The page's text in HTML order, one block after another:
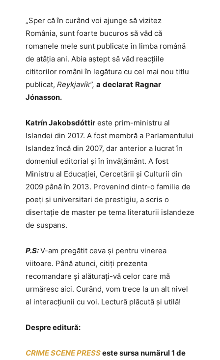
„Sper că în curând voi ajunge să vizitez
România, sunt foarte bucuros să văd că
romanele mele sunt publicate în limba română
de atâția ani. Abia aștept să văd reacțiile
cititorilor români în legătura cu cel mai nou titlu
publicat, Reykjavík”, a declarat Ragnar
Jónasson.
Katrín Jakobsdóttir este prim-ministru al
Islandei din 2017. A fost membră a Parlamentului
Islandez încă din 2007, dar anterior a lucrat în
domeniul editorial și în învățământ. A fost
Ministru al Educației, Cercetării și Culturii din
2009 până în 2013. Provenind dintr-o familie de
poeți și universitari de prestigiu, a scris o
disertație de master pe tema literaturii islandeze
de suspans.
P.S:V-am pregătit ceva și pentru vinerea
viitoare. Până atunci, citiți prezenta
recomandare și alăturați-vă celor care mă
urmăresc aici. Curând, vom trece la un alt nivel
al interacțiunii cu voi. Lectură plăcută și utilă!
Despre editură:
CRIME SCENE PRESSeste sursa numărul 1 de